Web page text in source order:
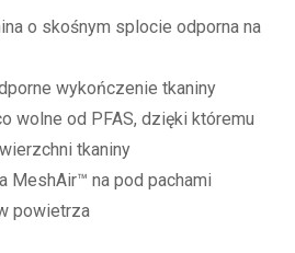
o skośnym splocie odporna na
wykończenie tkaniny
wolne od PFAS, dzięki któremu
tkaniny
MeshAir™ na pod pachami
powietrza